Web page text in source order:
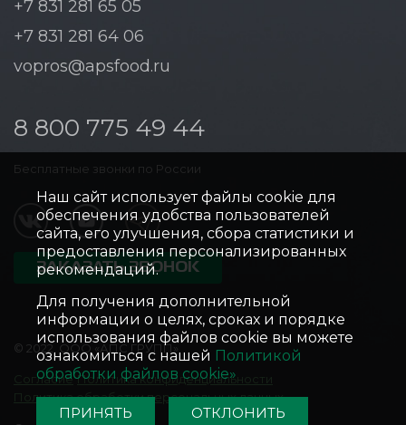
+7 831 281 65 05
+7 831 281 64 06
vopros@apsfood.ru
8 800 775 49 44
Бесплатные звонки по России
ЗАКАЗАТЬ ЗВОНОК
© 2022, ООО «АПС ГРУПП»
Согласие Политика конфиденциальности
Политика обработки персональных данных
Наш сайт использует файлы cookie для
обеспечения удобства пользователей
сайта, его улучшения, сбора статистики и
предоставления персонализированных
рекомендаций.
Для получения дополнительной
информации о целях, сроках и порядке
использования файлов cookie вы можете
ознакомиться с нашей Политикой
обработки файлов cookie»
ПРИНЯТЬ ОТКЛОНИТЬ